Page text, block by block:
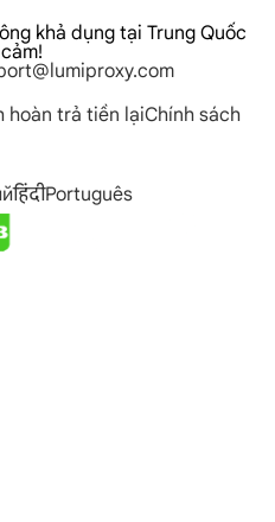
khả dụng tại Trung Quốc
hoàn trả tiền lạiChính sách
हिंदीPortuguês